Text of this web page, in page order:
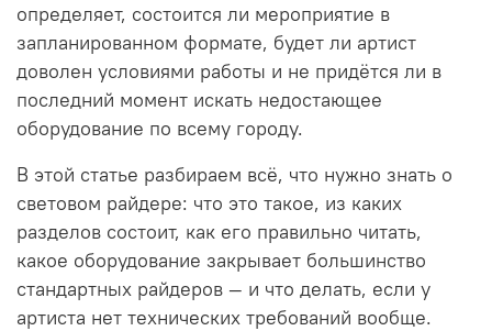
определяет, состоится ли мероприятие в
запланированном формате, будет ли артист
доволен условиями работы и не придётся ли в
последний момент искать недостающее
оборудование по всему городу.
В этой статье разбираем всё, что нужно знать о
световом райдере: что это такое, из каких
разделов состоит, как его правильно читать,
какое оборудование закрывает большинство
стандартных райдеров — и что делать, если у
артиста нет технических требований вообще.